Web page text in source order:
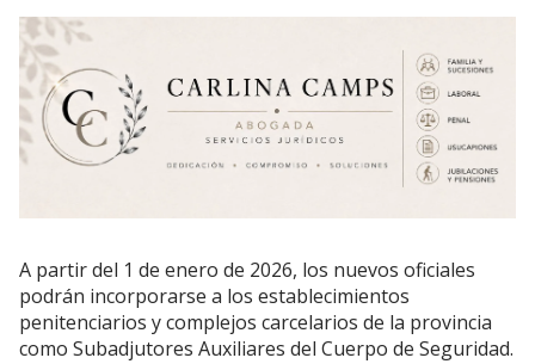
A partir del 1 de enero de 2026, los nuevos oficiales
podrán incorporarse a los establecimientos
penitenciarios y complejos carcelarios de la provincia
como Subadjutores Auxiliares del Cuerpo de Seguridad.